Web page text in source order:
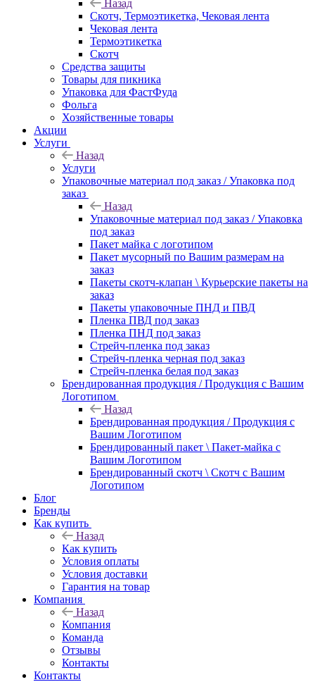
Назад
Скотч, Термоэтикетка, Чековая лента
Чековая лента
Термоэтикетка
Скотч
Средства защиты
Товары для пикника
Упаковка для ФастФуда
Фольга
Хозяйственные товары
Акции
Услуги
Назад
Услуги
Упаковочные материал под заказ / Упаковка под
заказ
Назад
Упаковочные материал под заказ / Упаковка
под заказ
Пакет майка с логотипом
Пакет мусорный по Вашим размерам на
заказ
Пакеты скотч-клапан \ Курьерские пакеты на
заказ
Пакеты упаковочные ПНД и ПВД
Пленка ПВД под заказ
Пленка ПНД под заказ
Стрейч-пленка под заказ
Стрейч-пленка черная под заказ
Стрейч-пленка белая под заказ
Брендированная продукция / Продукция с Вашим
Логотипом
Назад
Брендированная продукция / Продукция с
Вашим Логотипом
Брендированный пакет \ Пакет-майка с
Вашим Логотипом
Брендированный скотч \ Скотч с Вашим
Логотипом
Блог
Бренды
Как купить
Назад
Как купить
Условия оплаты
Условия доставки
Гарантия на товар
Компания
Назад
Компания
Команда
Отзывы
Контакты
Контакты